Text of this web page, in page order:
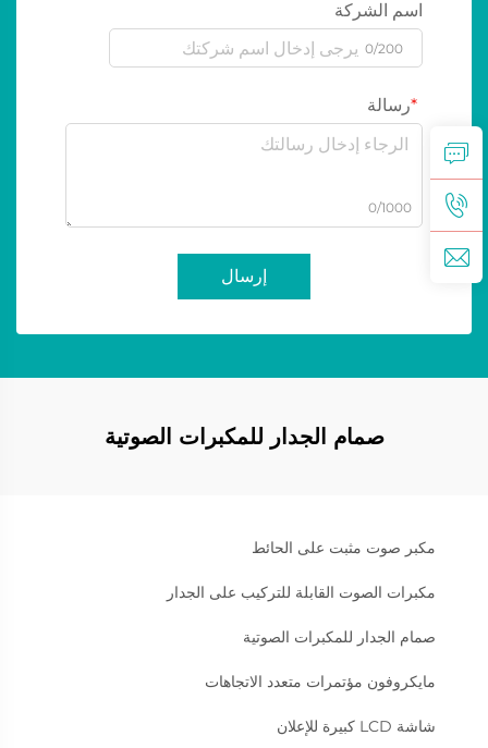
اسم الشركة
0/200
رسالة
0/1000
إرسال
صمام الجدار للمكبرات الصوتية
مكبر صوت مثبت على الحائط
مكبرات الصوت القابلة للتركيب على الجدار
صمام الجدار للمكبرات الصوتية
مايكروفون مؤتمرات متعدد الاتجاهات
شاشة LCD كبيرة للإعلان